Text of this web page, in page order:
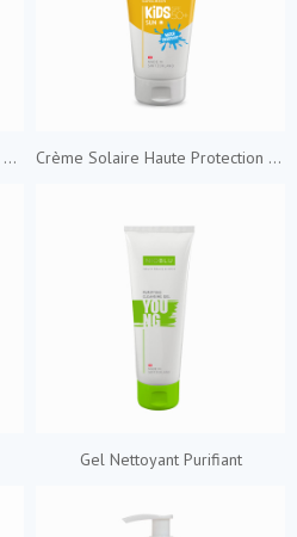
Crème pour les Mains + Baume à lèvres Crème Solaire Haute Protection SPF 50+ Pour Enfants
Gel Nettoyant Purifiant